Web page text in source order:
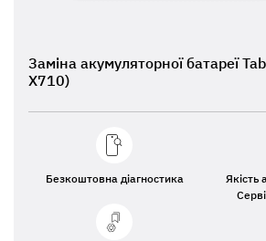
Заміна акумуляторної батареї
X710)
Безкоштовна діагностика
Якість